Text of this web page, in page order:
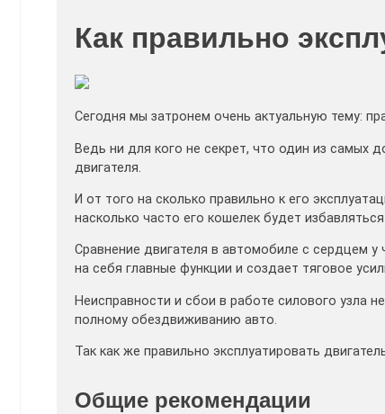
Как правильно
Сегодня мы затронем очень актуальную тему:
Ведь ни для кого не секрет, что один из самых
двигателя.
И от того на сколько правильно к его
насколько часто его кошелек будет
Сравнение двигателя в автомобиле с сердцем у
на себя главные функции и создает тяговое
Неисправности и сбои в работе силового узла
полному обездвиживанию авто.
Так как же правильно эксплуатировать
Общие рекомендации